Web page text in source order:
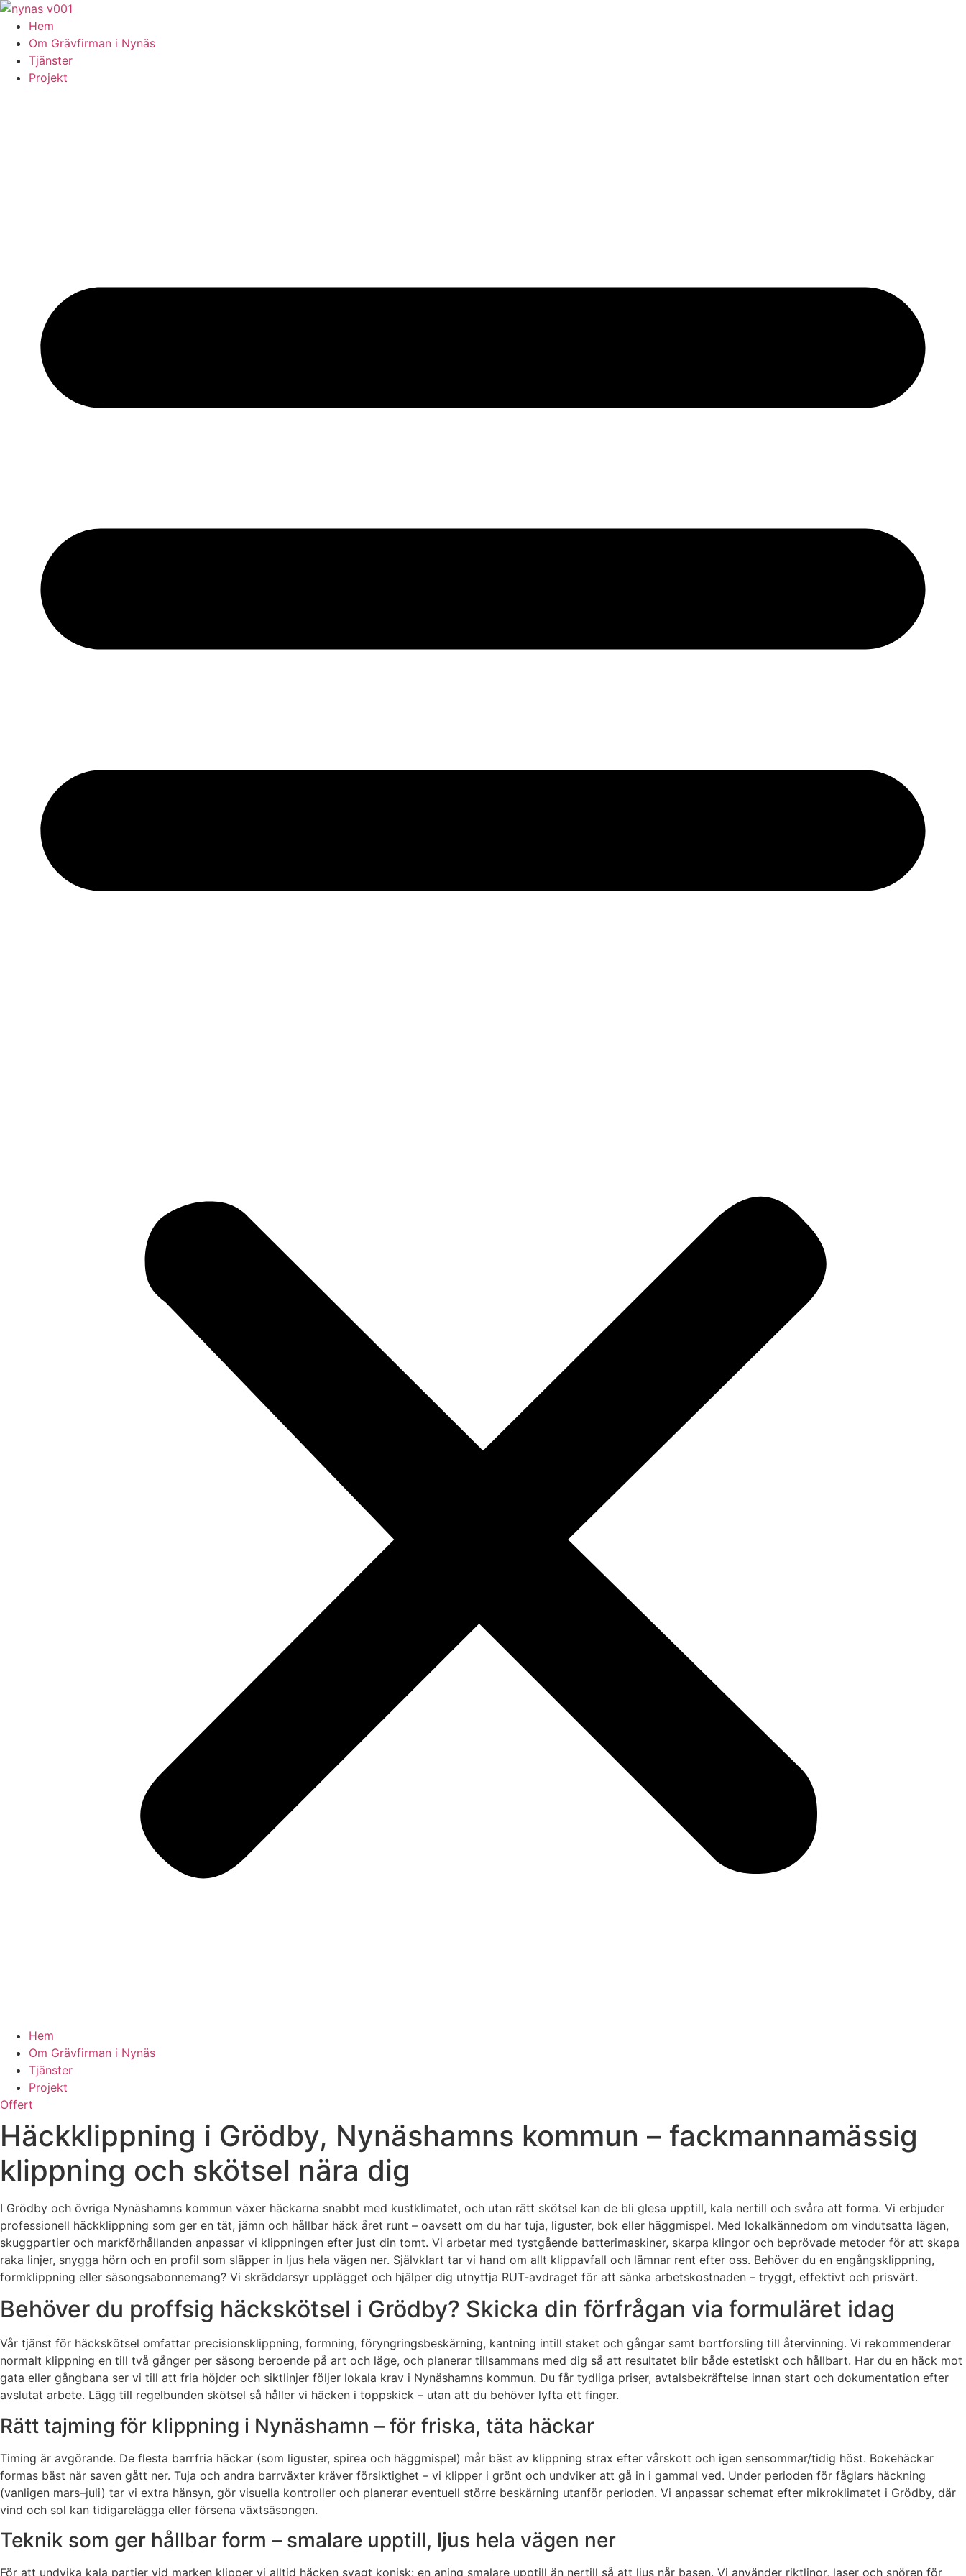
Skip
content
Hem
Om Grävfirman i Nynäs
Tjänster
Projekt
Hem
Om Grävfirman i Nynäs
Tjänster
Projekt
Offert
Häckklippning i Grödby, Nynäshamns kommun – fackmannamässig
klippning och skötsel nära dig
I Grödby och övriga Nynäshamns kommun växer häckarna snabbt med kustklimatet, och utan rätt skötsel kan de bli glesa upptill, kala nertill och svåra att forma. Vi erbjuder
professionell häckklippning som ger en tät, jämn och hållbar häck året runt – oavsett om du har tuja, liguster, bok eller häggmispel. Med lokalkännedom om vindutsatta lägen,
skuggpartier och markförhållanden anpassar vi klippningen efter just din tomt. Vi arbetar med tystgående batterimaskiner, skarpa klingor och beprövade metoder för att skapa
raka linjer, snygga hörn och en profil som släpper in ljus hela vägen ner. Självklart tar vi hand om allt klippavfall och lämnar rent efter oss. Behöver du en engångsklippning,
formklippning eller säsongsabonnemang? Vi skräddarsyr upplägget och hjälper dig utnyttja RUT-avdraget för att sänka arbetskostnaden – tryggt, effektivt och prisvärt.
Behöver du proffsig häckskötsel i Grödby? Skicka din förfrågan via formuläret idag
Vår tjänst för häckskötsel omfattar precisionsklippning, formning, föryngringsbeskärning, kantning intill staket och gångar samt bortforsling till återvinning. Vi rekommenderar
normalt klippning en till två gånger per säsong beroende på art och läge, och planerar tillsammans med dig så att resultatet blir både estetiskt och hållbart. Har du en häck mot
gata eller gångbana ser vi till att fria höjder och siktlinjer följer lokala krav i Nynäshamns kommun. Du får tydliga priser, avtalsbekräftelse innan start och dokumentation efter
avslutat arbete. Lägg till regelbunden skötsel så håller vi häcken i toppskick – utan att du behöver lyfta ett finger.
Rätt tajming för klippning i Nynäshamn – för friska, täta häckar
Timing är avgörande. De flesta barrfria häckar (som liguster, spirea och häggmispel) mår bäst av klippning strax efter vårskott och igen sensommar/tidig höst. Bokehäckar
formas bäst när saven gått ner. Tuja och andra barrväxter kräver försiktighet – vi klipper i grönt och undviker att gå in i gammal ved. Under perioden för fåglars häckning
(vanligen mars–juli) tar vi extra hänsyn, gör visuella kontroller och planerar eventuell större beskärning utanför perioden. Vi anpassar schemat efter mikroklimatet i Grödby, där
vind och sol kan tidigarelägga eller försena växtsäsongen.
Teknik som ger hållbar form – smalare upptill, ljus hela vägen ner
För att undvika kala partier vid marken klipper vi alltid häcken svagt konisk: en aning smalare upptill än nertill så att ljus når basen. Vi använder riktlinor, laser och snören för